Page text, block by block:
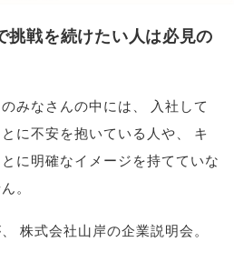
挑戦を続けたい人は必見の
みなさんの中には、
入社して
に不安を抱いている人や、
キ
に明確なイメージを持てていな
。
、 株式会社山岸の企業説明会。